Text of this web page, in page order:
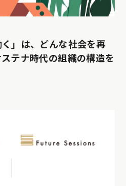
く」は、どんな社会を再
テナ時代の組織の構造を